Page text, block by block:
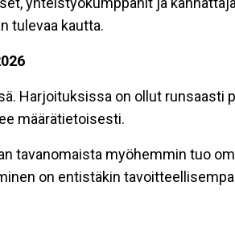
tulevaa kautta.
Harjoituksissa on ollut runsaasti
määrätietoisesti.
tavanomaista myöhemmin tuo
on entistäkin